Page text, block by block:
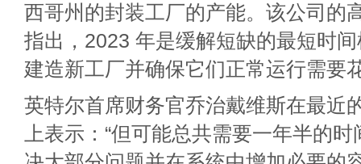
西哥州的封装工厂的产能。该公司的
指出，2023 年是缓解短缺的最短时
建造新工厂并确保它们正常运行需要
英特尔首席财务官乔治戴维斯在最近
上表示：“但可能总共需要一年半的